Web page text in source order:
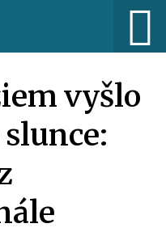
vyšlo